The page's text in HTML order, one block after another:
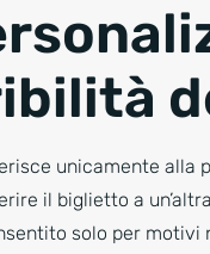
unicamente
il biglietto a
solo per